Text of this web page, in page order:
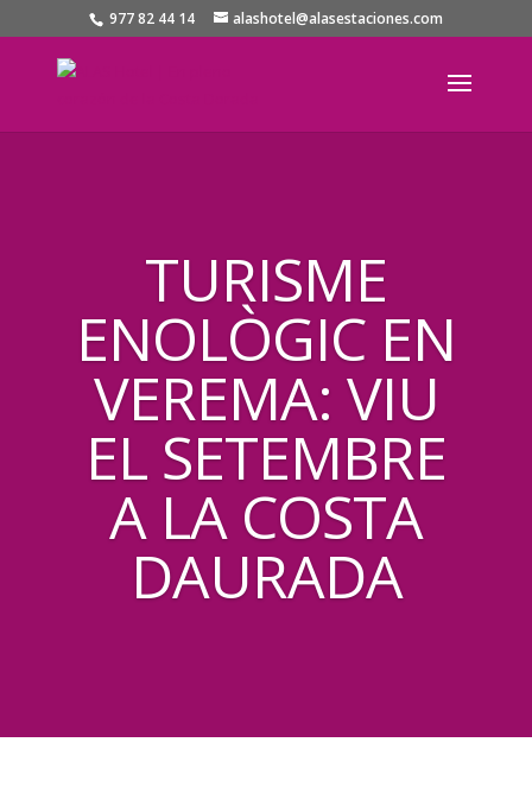
977 82 44 14 alashotel@alasestaciones.com
TURISME
ENOLÒGIC EN
VEREMA: VIU
EL SETEMBRE
A LA COSTA
DAURADA